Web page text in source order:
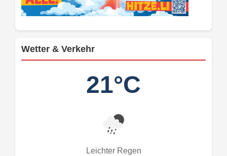
Wetter & Verkehr
21°C
Leichter Regen